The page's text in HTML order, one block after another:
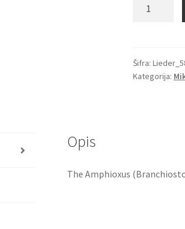
stekelcev
Šifra:
Kategorija:
Opis
The Amphioxus